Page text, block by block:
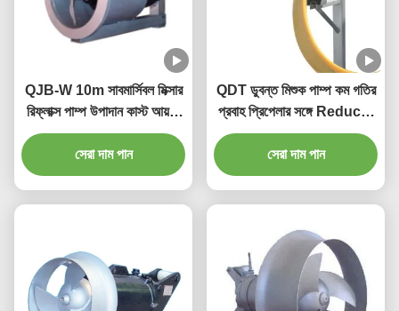
QJB-W 10m সাবমার্সিবল মিক্সার
রিফ্লাক্স পাম্প উপাদান কাস্ট আয়রন
স্টেইনলেস স্টিলের উপর
সেরা দাম পান
QDT ডুবন্ত মিশুক পাম্প কম গতির
প্রবাহ প্রিপেলার সঙ্গে Reducer
উপাদান ঢালাই লোহা স্টেইনলেস স্টীল
সেরা দাম পান